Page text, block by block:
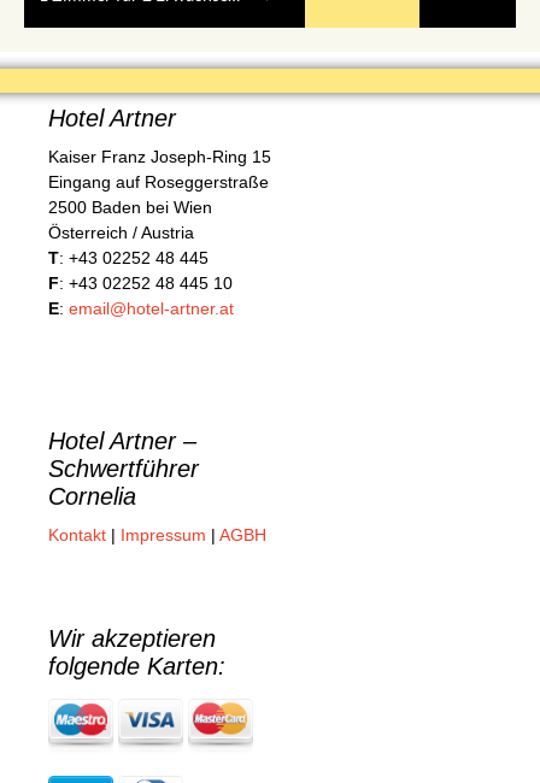
Hotel Artner
Kaiser Franz Joseph-Ring 15
Eingang auf Roseggerstraße
2500 Baden bei Wien
Österreich / Austria
T: +43 02252 48 445
F: +43 02252 48 445 10
E: email@hotel-artner.at
Hotel Artner –
Schwertführer
Cornelia
Kontakt | Impressum | AGBH
Wir akzeptieren
folgende Karten: